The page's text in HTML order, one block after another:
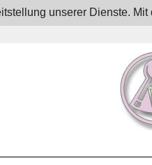
unserer Dienste.